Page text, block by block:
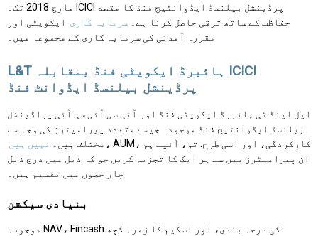
مارچ 2018 تک۔ ICICI پرڈینشل بیلنسڈ ایڈوانٹیج فنڈ کا مقصد
حفاظت کے ساتھ ترقی حاصل کرنا ہے۔
سرمایہ کاری ایکویٹی اور
مقررہ آمدنی کی سرمایہ کاری کے مجموعہ میں۔
L&T ہائبرڈ ایکویٹی فنڈ بمقابلہ ICICI
پرڈینشل بیلنسڈ ایڈوانٹ فنڈ
ایل اینڈ ٹی ہائبرڈ ایکویٹی فنڈ اور آئی سی آئی سی آئی پراڈینشل
بیلنسڈ ایڈوانٹیج فنڈ موجودہ جیسے متعدد پیرامیٹرز کی وجہ سے
مختلف ہیں۔
نہیں ہیں
، AUM، کارکردگی، اور اسی طرح. تو، آئیے ہم
ان پیرامیٹرز میں سے ہر ایک کا تجزیہ کریں جو کہ ذیل میں درج ذیل
چار حصوں میں تقسیم ہیں۔
بنیادی سیکشن
موجودہ NAV، Fincash کی درجہ بندی، اور اسکیم کا زمرہ کچھ